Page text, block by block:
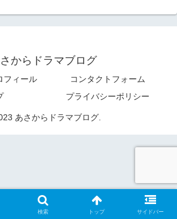
からドラマブログ
フィール
コンタクトフォーム
プライバシーポリシー
あさからドラマブログ.
検索 トップ サイドバー